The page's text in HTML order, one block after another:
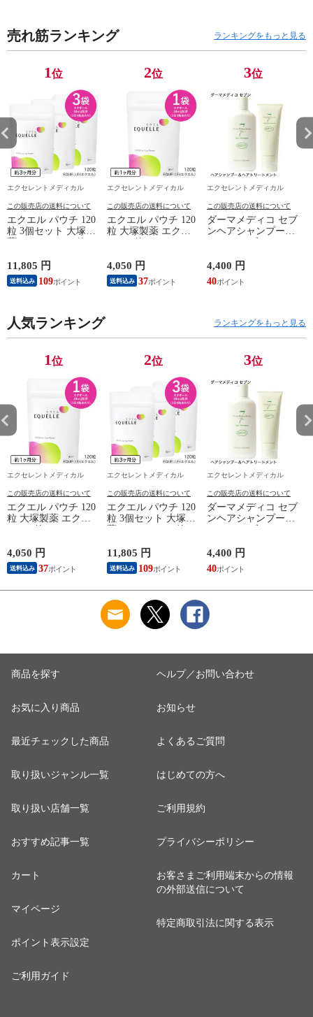
鉛 銅 葉酸 配合
9種 EAA 配合 ス
パグロウ 60粒 1
ト スパグロウ 60
粒 2袋セット
売れ筋ランキング ランキングをもっと見る
1位
エクセレントメディカル
この販売店の送料について
エクエル パウチ 120
粒 3個セット 大塚製
豆イソフラボン サプ
リ EQUELLE
11,805 円
送料込み 109
2位
エクセレントメディカル
この販売店の送料について
エクエル パウチ 120
粒 大塚製薬 エクオ
ラボン サプリ
EQUELLE サプリメ
ント
4,050 円
送料込み 37
3位
エクセレントメディカル
この販売店の送料について
ダーマメディコ セブ
ンヘアシャンプー
敏感肌 derma medico
シャンプー トリート
メント リンス 頭皮
4,400 円
40
人気ランキング ランキングをもっと見る
1位
エクセレントメディカル
この販売店の送料について
エクエル パウチ 120
粒 大塚製薬 エクオ
ラボン サプリ
EQUELLE サプリメ
ント
4,050 円
送料込み 37
2位
エクセレントメディカル
この販売店の送料について
エクエル パウチ 120
粒 3個セット 大塚製
豆イソフラボン サプ
リ EQUELLE
11,805 円
送料込み 109
3位
エクセレントメディカル
この販売店の送料について
ダーマメディコ セブ
ンヘアシャンプー
敏感肌 derma medico
シャンプー トリート
メント リンス 頭皮
4,400 円
40
商品を探す
お気に入り商品
最近チェックした商品
取り扱いジャンル一覧
取り扱い店舗一覧
おすすめ記事一覧
カート
マイページ
ポイント表示設定
ご利用ガイド
ヘルプ／お問い合わせ
お知らせ
よくあるご質問
はじめての方へ
ご利用規約
プライバシーポリシー
お客さまご利用端末からの情報
の外部送信について
特定商取引法に関する表示